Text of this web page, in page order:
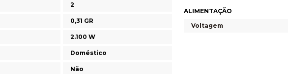
2
0,31 GR
2.100 W
Doméstico
Não
ALIMENTAÇÃO
Voltagem